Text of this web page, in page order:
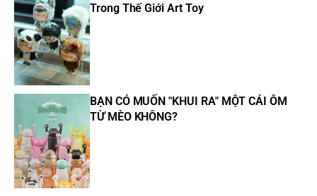
Trong Thế Giới Art Toy
BẠN CÓ MUỐN "KHUI RA" MỘT CÁI ÔM
TỪ MÈO KHÔNG?